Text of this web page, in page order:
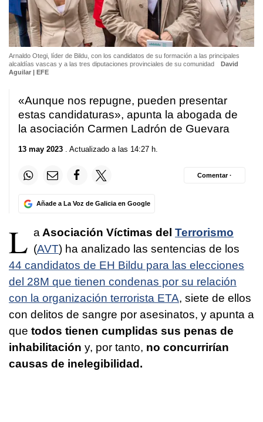
Arnaldo Otegi, líder de Bildu, con los candidatos de su formación a las principales
alcaldías vascas y a las tres diputaciones provinciales de su comunidad
David
Aguilar | EFE
«Aunque nos repugne, pueden presentar
estas candidaturas», apunta la abogada de
la asociación Carmen Ladrón de Guevara
13 may 2023 . Actualizado a las 14:27 h.
Añade a La Voz de Galicia en Google
Comentar ·
L aAsociación Víctimas del Terrorismo
(AVT) ha analizado las sentencias de los
44 candidatos de EH Bildu para las elecciones
del 28M que tienen condenas por su relación
con la organización terrorista ETA, siete de ellos
con delitos de sangre por asesinatos, y apunta a
que todos tienen cumplidas sus penas de
inhabilitación y, por tanto, no concurrirían
causas de inelegibilidad.